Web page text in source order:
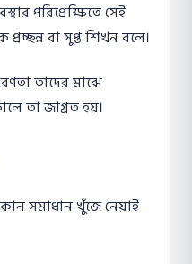
পরিপ্রেক্ষিতে সেই
বা সুপ্ত শিখন বলে।
তাদের মাঝে
তা জাগ্রত হয়।
সমাধান খুঁজে নেয়াই